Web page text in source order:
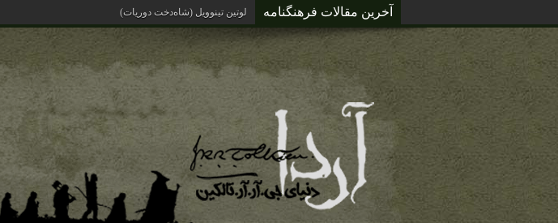
آخرین مقالات فرهنگنامه لوتین تینوویل (شاه‌دخت دوریات)